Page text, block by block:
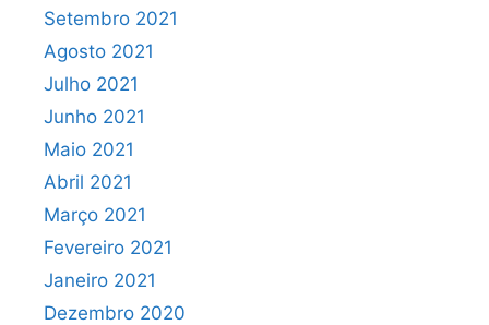
Setembro 2021
Agosto 2021
Julho 2021
Junho 2021
Maio 2021
Abril 2021
Março 2021
Fevereiro 2021
Janeiro 2021
Dezembro 2020